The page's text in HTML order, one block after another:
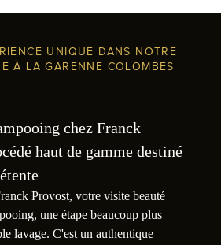
UNIQUE DANS NOTRE
À LA GARENNE COLOMBES
chez Franck
haut de gamme destiné
Provost, votre visite beauté
une étape beaucoup plus
lavage. C'est un authentique